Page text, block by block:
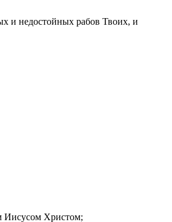
и недостойных рабов Твоих, и
Иисусом Христом;